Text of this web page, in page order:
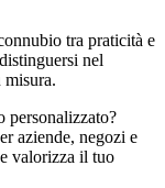
tra praticità e
nel
personalizzato?
aziende, negozi e
valorizza il tuo